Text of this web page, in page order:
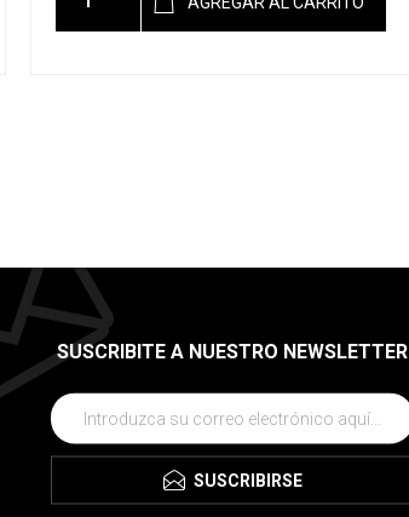
SUSCRIBITE A NUESTRO NEWSLETTER
SUSCRIBIRSE